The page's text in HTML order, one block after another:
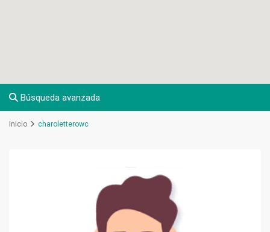
Búsqueda avanzada
Inicio charoletterowc